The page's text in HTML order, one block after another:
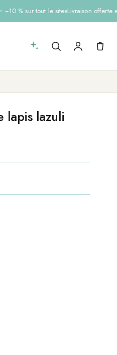
% sur tout le site Livraison offerte
lapis lazuli